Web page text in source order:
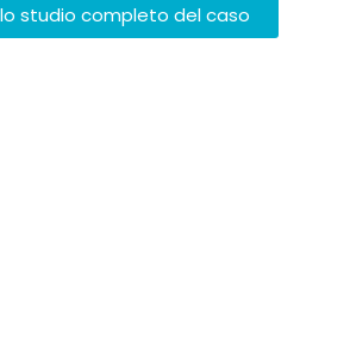
studio completo del caso